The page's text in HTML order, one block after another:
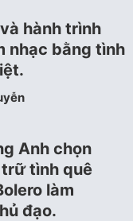
hành trình
nhạc bằng tình
Anh chọn
tình quê
làm
đạo.